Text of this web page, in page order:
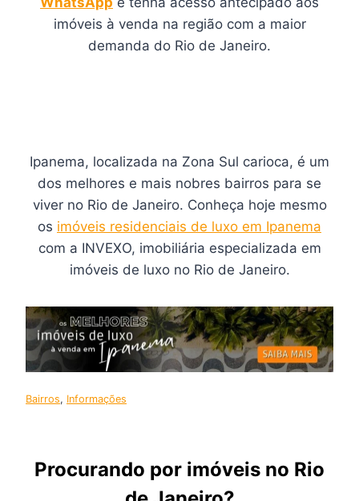
imóveis à venda na região com a maior
demanda do Rio de Janeiro.
Ipanema, localizada na Zona Sul carioca, é um
dos melhores e mais nobres bairros para se
viver no Rio de Janeiro. Conheça hoje mesmo
os imóveis residenciais de luxo em Ipanema
com a INVEXO, imobiliária especializada em
imóveis de luxo no Rio de Janeiro.
Bairros, Informações
Procurando por imóveis no Rio